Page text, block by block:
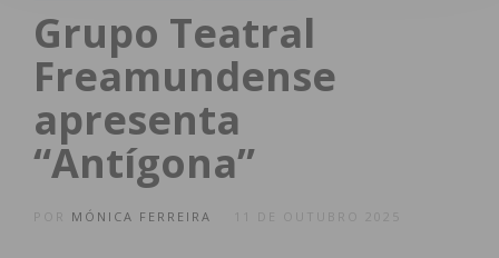
Grupo Teatral
Freamundense
apresenta
“Antígona”
MÓNICA FERREIRA 11 DE OUTUBRO 2025